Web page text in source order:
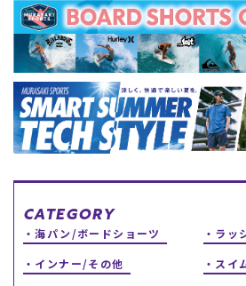
CATEGORY
ファッションTOP
サーフTOP
スノーTOP
スケートTOP
CATEGORY
海パン/ボードショーツ
ラッ
インナー/その他
スイ